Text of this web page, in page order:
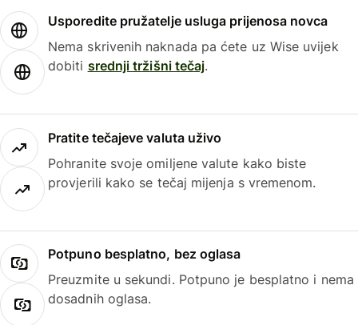
Usporedite pružatelje usluga prijenosa novca
Nema skrivenih naknada pa ćete uz Wise uvijek
dobiti srednji tržišni tečaj.
Pratite tečajeve valuta uživo
Pohranite svoje omiljene valute kako biste
provjerili kako se tečaj mijenja s vremenom.
Potpuno besplatno, bez oglasa
Preuzmite u sekundi. Potpuno je besplatno i nema
dosadnih oglasa.